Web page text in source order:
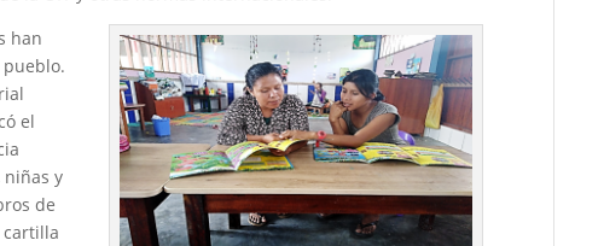
han
el
y
de